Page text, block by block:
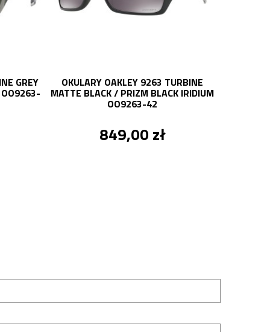
GREY OKULARY OAKLEY 9263 TURBINE
MATTE BLACK / PRIZM BLACK IRIDIUM
OO9263-42
849,00 zł